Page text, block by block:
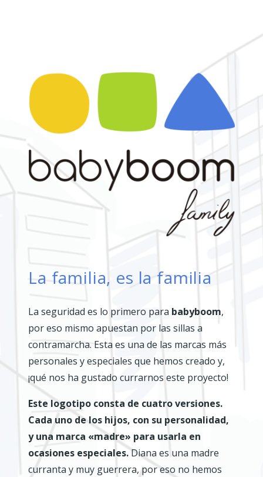
La familia, es la familia
La seguridad es lo primero para babyboom,
por eso mismo apuestan por las sillas a
contramarcha. Esta es una de las marcas más
personales y especiales que hemos creado y,
¡qué nos ha gustado currarnos este proyecto!
Este logotipo consta de cuatro versiones.
Cada uno de los hijos, con su personalidad,
y una marca «madre» para usarla en
ocasiones especiales.Diana es una madre
curranta y muy guerrera, por eso no hemos